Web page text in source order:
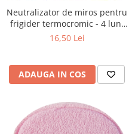
Solutii curatare si intretinere
mobilier gradina
Solutii de curatare si
Foglia D'Oro
Odorizanti & Neutralizatori
Doze odorizante spray
250ml
Neutralizator de miros pentru
frigider termocromic - 4 luni
de utilizare
16,50 Lei
ADAUGA IN COS